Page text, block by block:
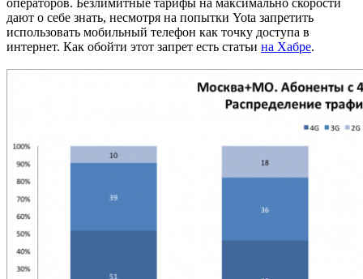
операторов. Безлимитные тарифы на максимально скорости
дают о себе знать, несмотря на попытки Yota запретить
использовать мобильный телефон как точку доступа в
интернет. Как обойти этот запрет есть статьи на Хабре.